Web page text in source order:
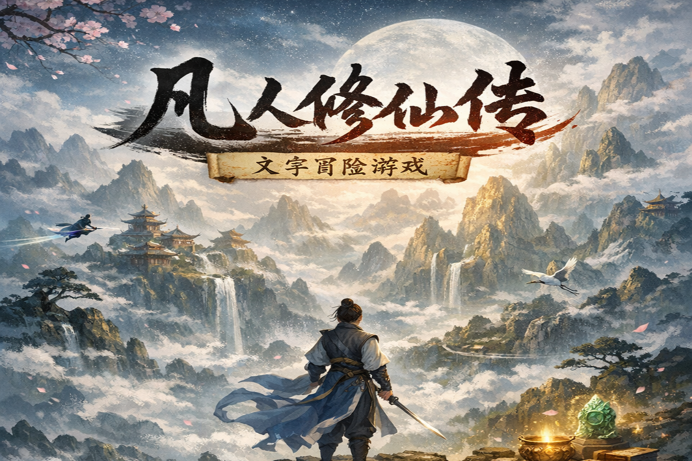
姆伊游戏书
剧本 小游戏博客关于
返回剧本列表
冒险
共 1 个剧本
凡人修仙传
一个普通凡人踏上修仙之路的冒险故事，你的选择将决定你的命运和修为境界。
修仙冒险 多分支
东方玄幻
© 2026 姆伊游戏书. 保留所有权利.
v0.9.0
中文
隐私政策服务条款联系我们